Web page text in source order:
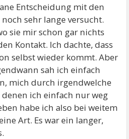
Entscheidung mit den
sehr lange versucht.
sie mir schon gar nichts
Kontakt. Ich dachte, dass
selbst wieder kommt. Aber
sah ich einfach
mich durch irgendwelche
ich einfach nur weg
habe ich also bei weitem
Art. Es war ein langer,